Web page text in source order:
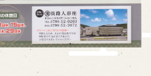
わせ
質問
メールでお問い合わせ
い合わせ